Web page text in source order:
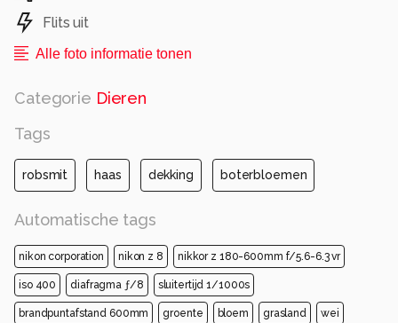
Flits uit
Alle foto informatie tonen
Categorie Dieren
Tags
robsmit haas dekking boterbloemen
Automatische tags
nikon corporation nikon z 8 nikkor z 180-600mm f/5.6-6.3 vr
iso 400 diafragma ƒ/8 sluitertijd 1/1000s
brandpuntafstand 600mm groente bloem grasland wei